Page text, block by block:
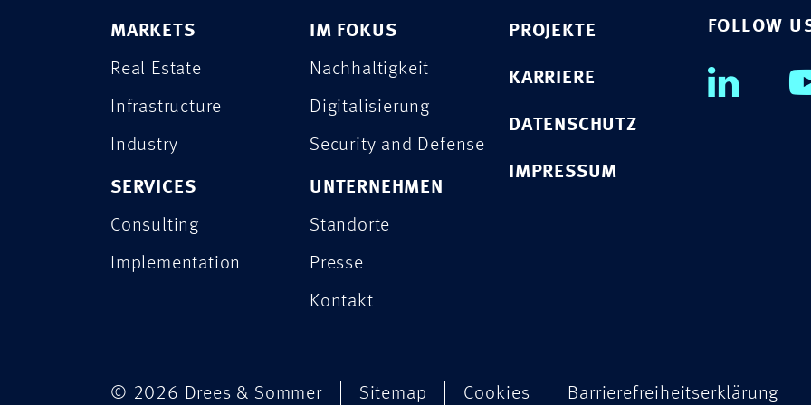
MARKETS
Real Estate
Infrastructure
Industry
SERVICES
Consulting
Implementation
IM FOKUS
Nachhaltigkeit
Digitalisierung
Security and Defense
UNTERNEHMEN
Standorte
Presse
Kontakt
PROJEKTE
KARRIERE
DATENSCHUTZ
IMPRESSUM
FOLLOW
© 2026 Drees & Sommer Sitemap Cookies Barrierefreiheitserklärung